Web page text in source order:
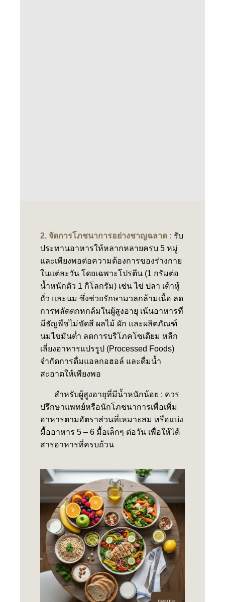
2. จัดการโภชนาการอย่างชาญฉลาด : รับ
ประทานอาหารให้หลากหลายครบ 5 หมู่
และเพียงพอต่อความต้องการของร่างกาย
ในแต่ละวัน โดยเฉพาะโปรตีน (1 กรัมต่อ
น้ำหนักตัว 1 กิโลกรัม) เช่น ไข่ ปลา เต้าหู้
ถั่ว และนม ซึ่งช่วยรักษามวลกล้ามเนื้อ ลด
การพลัดตกหกล้มในผู้สูงอายุ เน้นอาหารที่
มีธัญพืชไม่ขัดสี ผลไม้ ผัก และผลิตภัณฑ์
นมไขมันต่ำ ลดการบริโภคโซเดียม หลีก
เลี่ยงอาหารแปรรูป (Processed Foods)
จำกัดการดื่มแอลกอฮอล์ และดื่มน้ำ
สะอาดให้เพียงพอ
สำหรับผู้สูงอายุที่มีน้ำหนักน้อย : ควร
ปรึกษาแพทย์หรือนักโภชนาการเพื่อเพิ่ม
อาหารตามอัตราส่วนที่เหมาะสม หรือแบ่ง
มื้ออาหาร 5 – 6 มื้อเล็กๆ ต่อวัน เพื่อให้ได้
สารอาหารที่ครบถ้วน